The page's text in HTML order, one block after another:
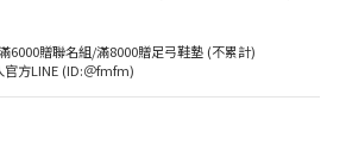
6000贈聯名組/滿8000贈足弓鞋墊 (不累計)
方LINE (ID:＠fmfm)